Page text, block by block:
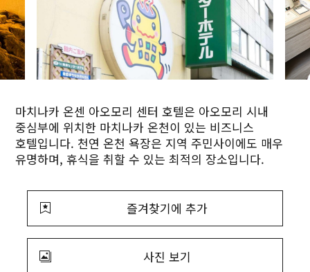
마치나카 온센 아오모리 센터 호텔은 아오모리 시내
중심부에 위치한 마치나카 온천이 있는 비즈니스
호텔입니다. 천연 온천 욕장은 지역 주민사이에도 매우
유명하며, 휴식을 취할 수 있는 최적의 장소입니다.
즐겨찾기에 추가
사진 보기